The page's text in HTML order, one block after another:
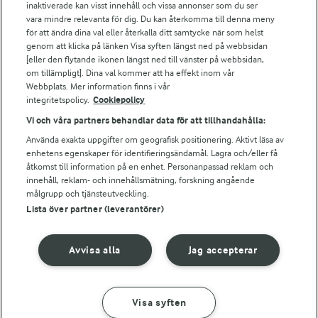
Arla webbshop
Bildbank
Följ oss
© 2026 Arla Foods
Integritetspolicy
inaktiverade kan visst innehåll och vissa annonser som du ser
vara mindre relevanta för dig. Du kan återkomma till denna meny
för att ändra dina val eller återkalla ditt samtycke när som helst
genom att klicka på länken Visa syften längst ned på webbsidan
[eller den flytande ikonen längst ned till vänster på webbsidan,
om tillämpligt]. Dina val kommer att ha effekt inom vår
Webbplats. Mer information finns i vår
integritetspolicy. Cookiepolicy
Vi och våra partners behandlar data för att tillhandahålla:
Använda exakta uppgifter om geografisk positionering. Aktivt läsa av
enhetens egenskaper för identifieringsändamål. Lagra och/eller få
åtkomst till information på en enhet. Personanpassad reklam och
innehåll, reklam- och innehållsmätning, forskning angående
målgrupp och tjänsteutveckling.
Lista över partner (leverantörer)
Jag accepterar
Avvisa alla
Visa syften